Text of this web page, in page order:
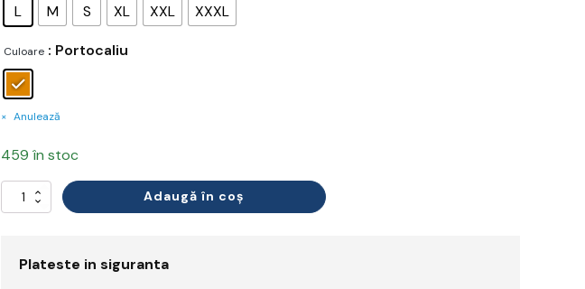
L
M S XL XXL XXXL
Culoare : Portocaliu
Anulează
459 în stoc
Cantitate
Tricou
Adaugă în coș
Plateste in siguranta